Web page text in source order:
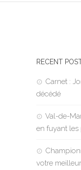
RECENT
Carnet :
décédé
Val-de-
en fuyant les
votre